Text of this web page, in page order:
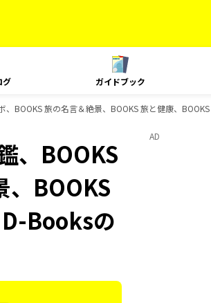
グ ガイドブック
BOOKS 旅の名言＆絶景、BOOKS 旅と健康、
、BOOKS
、BOOKS
Booksの
AD